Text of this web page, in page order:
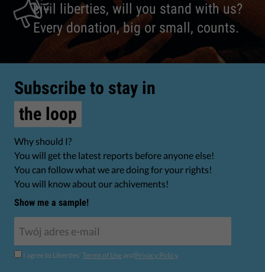
civil liberties, will you stand with us?
Every donation, big or small, counts.
Subscribe to stay in
the loop
Why should I?
You will get the latest reports before anyone else!
You can follow what we are doing for your rights!
You will know about our achivements!
Show me a sample!
I agree to Liberties' Terms of Use andPrivacy Policy.